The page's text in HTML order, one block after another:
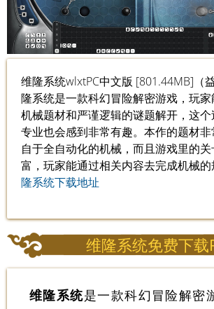
维隆系统wlxtPC中文版 [801.44MB]（
隆系统是一款科幻冒险解密游戏，玩
机械题材和严谨逻辑的谜题解开，这
专业也会感到非常有趣。本作的题材
自于全自动化的机械，而且游戏里的
富，玩家能通过相关内容去完成机械的
隆系统下载地址
维隆系统免费下载
维隆系统是一款科幻冒险解密